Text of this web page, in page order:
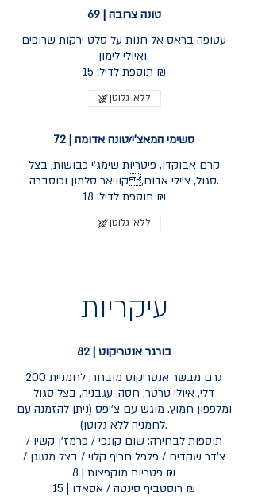
טונה צרובה | 69
עטופה בראס אל חנות על סלט ירקות שרופים
ואיולי לימון.
תוספת לדיל: 15 ₪
ללא גלוטן
סשימי המאצ'י/טונה אדומה | 72
קרם אבוקדו, פיטריות שימג'י כבושות, בצל
סגול, צ'ילי אדום,קוויאר סלמון וכוסברה.
תוספת לדיל: 18 ₪
ללא גלוטן
עיקריות
בורגר אנטריקוט | 82
200 גרם מבשר אנטריקוט מובחר, לחמניית
דלי, איולי טרטר, חסה, עגבניה, בצל סגול
ומלפפון חמוץ. מוגש עם צ'יפס (ניתן להזמנה עם
לחמניה ללא גלוטן).
תוספות לבחירה: שום קונפי / פרמז'ן קשיו /
צ'דר שקדים / פלפל חריף קלוי / בצל מטוגן /
פטריות מוקפצות | 8 ₪
רוסטביף סינטה / אסאדו | 15 ₪